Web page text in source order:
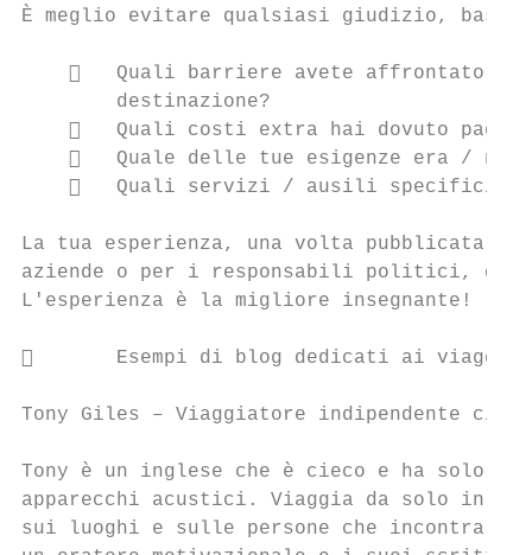
È meglio evitare qualsiasi giudizio, basta
   Quali barriere avete affrontato
        destinazione?
   Quali costi extra hai dovuto
   Quale delle tue esigenze era /
   Quali servizi / ausili specifici
La tua esperienza, una volta pubblicata,
aziende o per i responsabili politici,
L'esperienza è la migliore insegnante!
       Esempi di blog dedicati ai viaggi
Tony Giles – Viaggiatore indipendente
Tony è un inglese che è cieco e ha solo
apparecchi acustici. Viaggia da solo in
sui luoghi e sulle persone che incontra.